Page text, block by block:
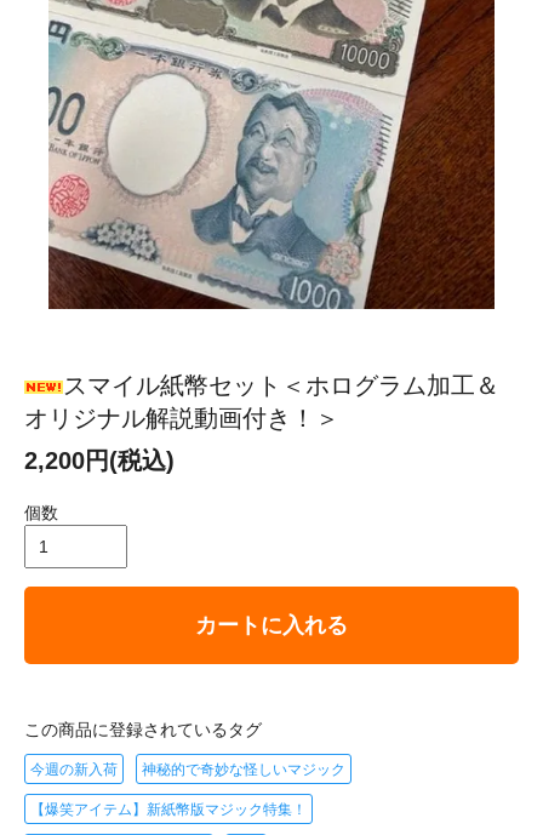
スマイル紙幣セット＜ホログラム加工＆
オリジナル解説動画付き！＞
2,200円(税込)
個数
カートに入れる
この商品に登録されているタグ
今週の新入荷 神秘的で奇妙な怪しいマジック
【爆笑アイテム】新紙幣版マジック特集！